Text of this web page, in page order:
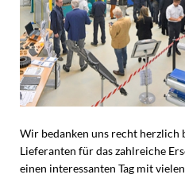
Wir bedanken uns recht herzlich
Lieferanten für das zahlreiche
einen interessanten Tag mit